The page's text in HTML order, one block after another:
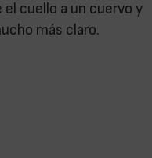
cuello a un cuervo y
más claro.